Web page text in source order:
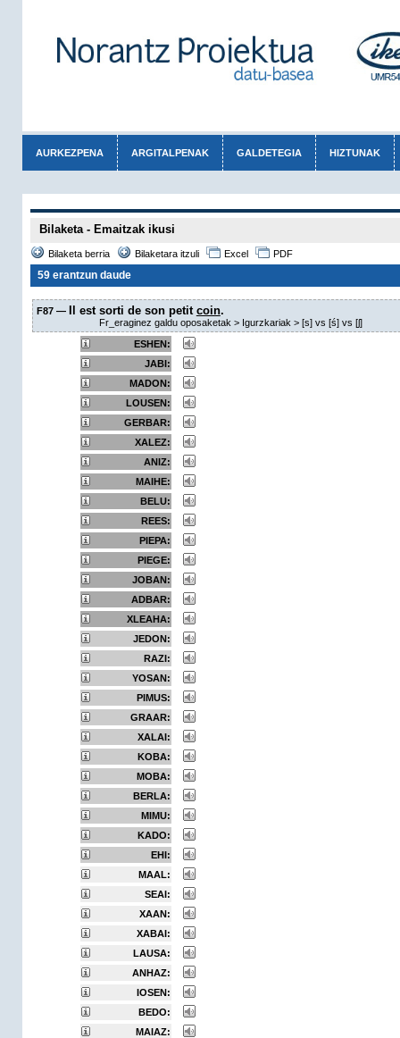
AURKEZPENA ARGITALPENAK GALDETEGIA HIZTUNAK
Bilaketa - Emaitzak ikusi
Bilaketa berria Bilaketara itzuli Excel PDF
59 erantzun daude
F87 — Il est sorti de son petit coin.
Fr_eraginez galdu oposaketak > Igurzkariak > [s] vs [ś] vs [ʃ]
ESHEN:
JABI:
MADON:
LOUSEN:
GERBAR:
XALEZ:
ANIZ:
MAIHE:
BELU:
REES:
PIEPA:
PIEGE:
JOBAN:
ADBAR:
XLEAHA:
JEDON:
RAZI:
YOSAN:
PIMUS:
GRAAR:
XALAI:
KOBA:
MOBA:
BERLA:
MIMU:
KADO:
EHI:
MAAL:
SEAI:
XAAN:
XABAI:
LAUSA:
ANHAZ:
IOSEN:
BEDO:
MAIAZ: